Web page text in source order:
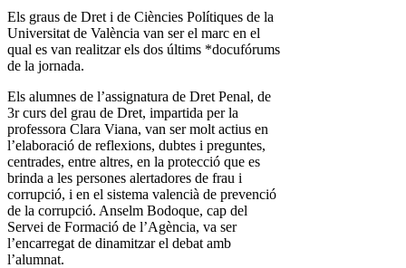
Els graus de Dret i de Ciències Polítiques de la
Universitat de València van ser el marc en el
qual es van realitzar els dos últims *docufórums
de la jornada.
Els alumnes de l’assignatura de Dret Penal, de
3r curs del grau de Dret, impartida per la
professora Clara Viana, van ser molt actius en
l’elaboració de reflexions, dubtes i preguntes,
centrades, entre altres, en la protecció que es
brinda a les persones alertadores de frau i
corrupció, i en el sistema valencià de prevenció
de la corrupció. Anselm Bodoque, cap del
Servei de Formació de l’Agència, va ser
l’encarregat de dinamitzar el debat amb
l’alumnat.